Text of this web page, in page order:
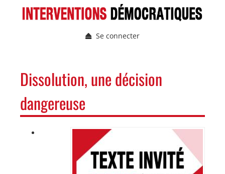
Menu
l'utilisateur
Se connecter
PRINCIPALE
Dissolution, une décision
dangereuse